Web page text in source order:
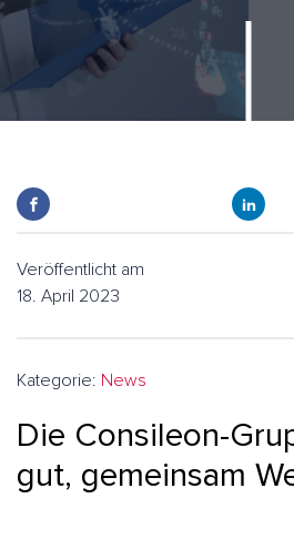
Veröffentlicht am
18. April 2023
Kategorie: News
Die Consileon-
gut, gemeinsam